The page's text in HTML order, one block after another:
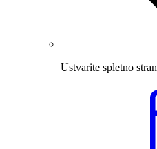
Ustvarite spletno stran